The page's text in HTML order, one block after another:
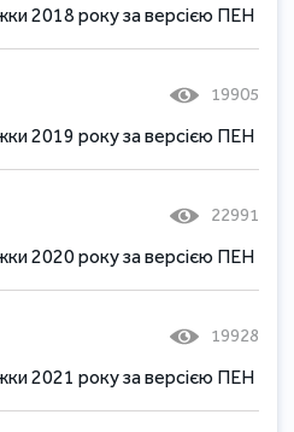
2018 року за версією ПЕН
19905
2019 року за верcією ПЕН
22991
2020 року за верcією ПЕН
19928
2021 року за верcією ПЕН